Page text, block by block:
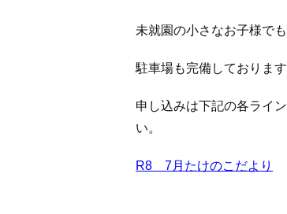
未就園の小さなお子様で
駐車場も完備しておりま
申し込みは下記の各ライ
い。
R8 7月たけのこだより